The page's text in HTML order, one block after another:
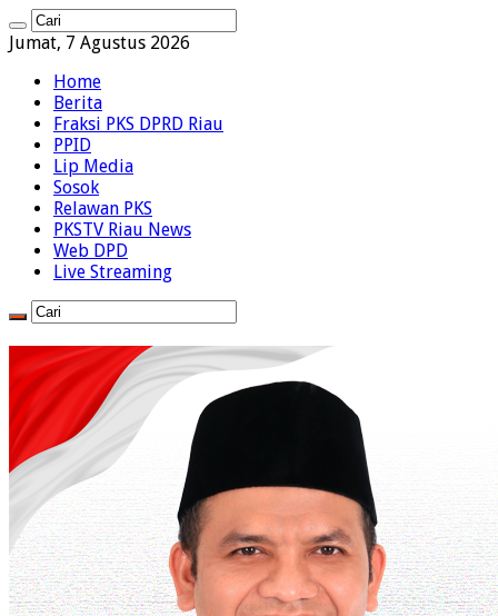
Jumat, 7 Agustus 2026
Home
Berita
Fraksi PKS DPRD Riau
PPID
Lip Media
Sosok
Relawan PKS
PKSTV Riau News
Web DPD
Live Streaming